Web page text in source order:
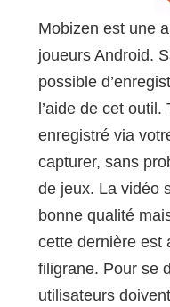
Mobizen est une
joueurs Android.
possible
l’aide de cet
enregistré via
capturer, sans
de jeux. La vidéo
bonne qualité
cette dernière est
filigrane. Pour se
utilisateurs